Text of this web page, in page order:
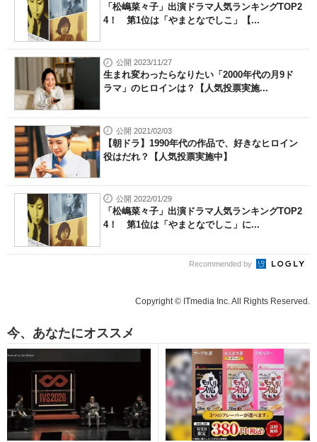
「松嶋菜々子」出演ドラマ人気ランキングTOP2
4！ 第1位は「やまとなでしこ」【...
公開 2023/11/27
生まれ変わったらなりたい「2000年代の月9ド
ラマ」のヒロインは？【人気投票実施...
公開 2021/02/03
【朝ドラ】1990年代の作品で、好きなヒロイン
役はだれ？【人気投票実施中】
公開 2022/01/29
「松嶋菜々子」出演ドラマ人気ランキングTOP2
4！ 第1位は「やまとなでしこ」に...
Recommended by
Copyright © ITmedia Inc. All Rights Reserved.
今、あなたにオススメ